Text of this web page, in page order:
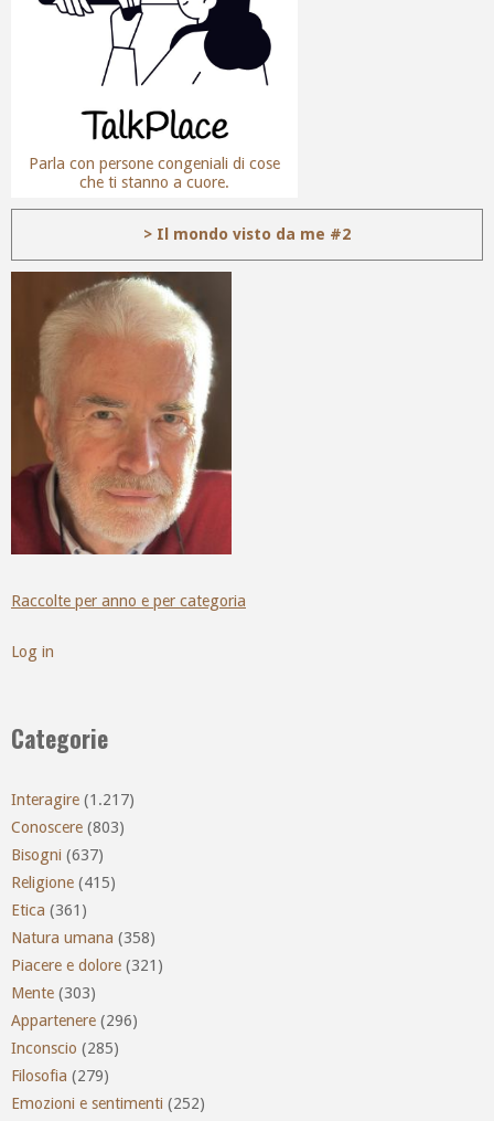
Parla con persone congeniali di cose
che ti stanno a cuore.
> Il mondo visto da me #2
Raccolte per anno e per categoria
Log in
Categorie
Interagire (1.217)
Conoscere (803)
Bisogni (637)
Religione (415)
Etica (361)
Natura umana (358)
Piacere e dolore (321)
Mente (303)
Appartenere (296)
Inconscio (285)
Filosofia (279)
Emozioni e sentimenti (252)